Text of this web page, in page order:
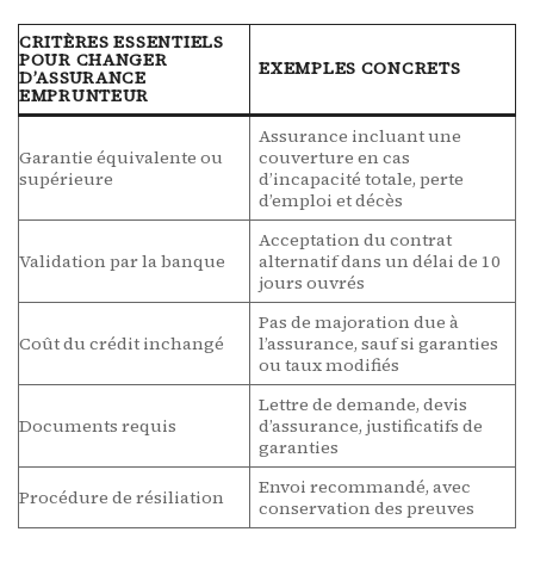
CRITÈRES ESSENTIELS
POUR CHANGER
D’ASSURANCE
EMPRUNTEUR
EXEMPLES CONCRETS
Garantie équivalente ou
supérieure
Assurance incluant une
couverture en cas
d’incapacité totale, perte
d’emploi et décès
Validation par la banque
Acceptation du contrat
alternatif dans un délai de 10
jours ouvrés
Coût du crédit inchangé
Pas de majoration due à
l’assurance, sauf si garanties
ou taux modifiés
Documents requis
Lettre de demande, devis
d’assurance, justificatifs de
garanties
Procédure de résiliation
Envoi recommandé, avec
conservation des preuves